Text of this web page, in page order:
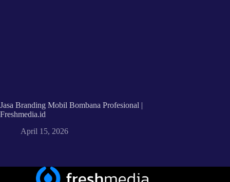
Jasa Branding Mobil Bombana Profesional |
Freshmedia.id
April 15, 2026